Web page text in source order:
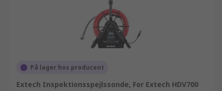
På lager hos producent
Extech Inspektionsspejlssonde, For Extech HDV700